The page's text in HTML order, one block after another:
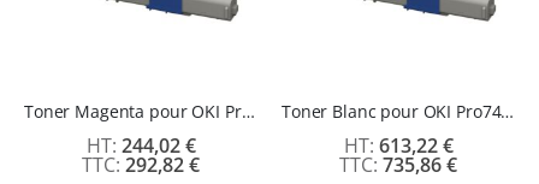
Toner Magenta pour OKI Pro7411WT
292,82 €
244,02 €
Toner Blanc pour OKI Pro7411WT
735,86 €
613,22 €